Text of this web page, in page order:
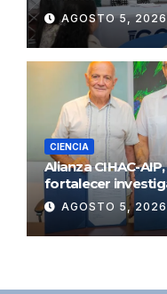
AGOSTO 5, 2026
CIENCIA
Alianza CIHAC-
fortalecer
AGOSTO 5, 2026